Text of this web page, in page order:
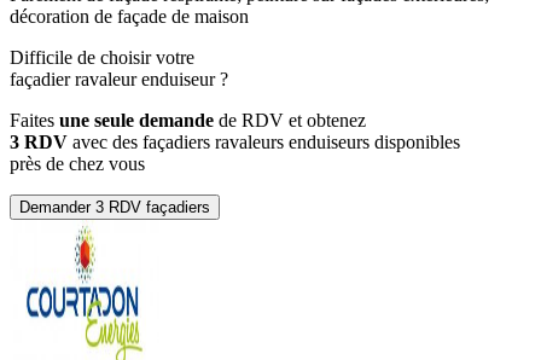
décoration de façade de maison
Difficile de choisir votre
façadier ravaleur enduiseur?
Faites une seule demande de RDV et obtenez
3 RDV avec des façadiers ravaleurs enduiseurs disponibles
près de chez vous
Demander 3 RDV façadiers